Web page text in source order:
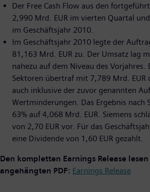
Der Free Cash Flow aus den
2,990 Mrd. EUR im vierten Quartal
im Geschäftsjahr 2010.
Im Geschäftsjahr 2010 legte der
81,163 Mrd. EUR zu. Der Umsatz lag
nahezu auf dem Niveau des Vorjahres.
Sektoren übertraf mit 7,789 Mrd. EUR
auch inklusive der zuvor genannten
Wertminderungen. Das Ergebnis nach
63% auf 4,068 Mrd. EUR. Siemens
von 2,70 EUR vor. Für das
eine Dividende von 1,60 EUR gezahlt.
Den kompletten Earnings Release lesen
angehängten PDF: Earnings Release